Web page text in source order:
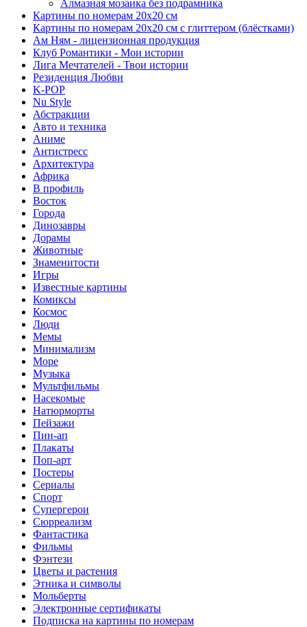
Алмазная мозаика без подрамника
Картины по номерам 20х20 см
Картины по номерам 20х20 см с глиттером (блёстками)
Ам Ням - лицензионная продукция
Клуб Романтики - Мои истории
Лига Мечтателей - Твои истории
Резиденция Любви
K-POP
Nu Style
Абстракции
Авто и техника
Аниме
Антистресс
Архитектура
Африка
В профиль
Восток
Города
Динозавры
Дорамы
Животные
Знаменитости
Игры
Известные картины
Комиксы
Космос
Люди
Мемы
Минимализм
Море
Музыка
Мультфильмы
Насекомые
Натюрморты
Пейзажи
Пин-ап
Плакаты
Поп-арт
Постеры
Сериалы
Спорт
Супергерои
Сюрреализм
Фантастика
Фильмы
Фэнтези
Цветы и растения
Этника и символы
Мольберты
Электронные сертификаты
Подписка на картины по номерам